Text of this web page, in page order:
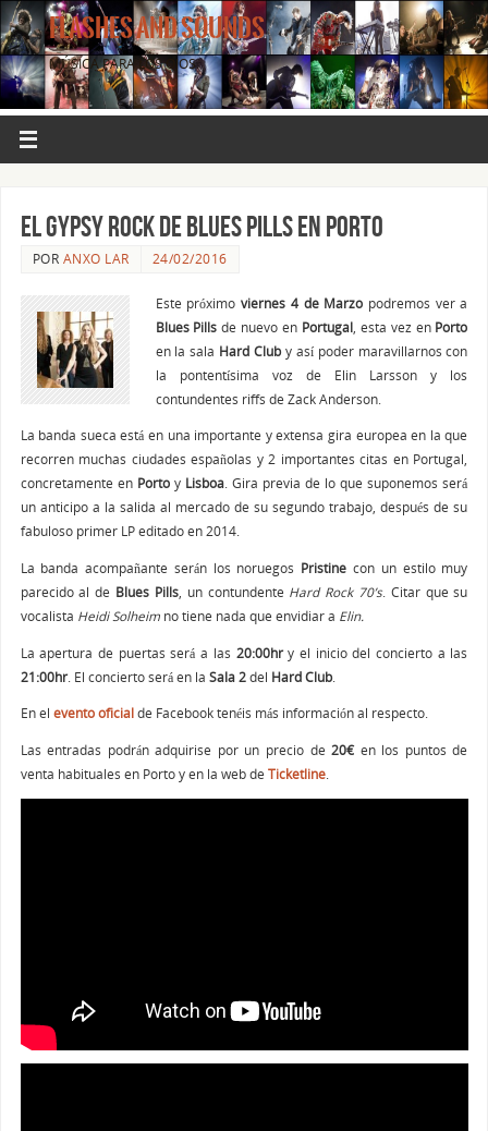
FLASHES AND SOUNDS
MÚSICA PARA LOS OJOS.
El Gypsy Rock de Blues Pills en Porto
POR ANXO LAR 24/02/2016
Este próximoviernes 4 de Marzo podremos ver a
Blues Pills de nuevo en Portugal, esta vez en Porto
en la sala Hard Cluby así poder maravillarnos con
la pontentísima voz de Elin Larsson y los
contundentes riffs de Zack Anderson.
La banda sueca está en una importante y extensa gira europea en la que
recorren muchas ciudades españolas y 2 importantes citas en Portugal,
concretamente en Portoy Lisboa. Gira previa de lo que suponemos será
un anticipo a la salida al mercado de su segundo trabajo, después de su
fabuloso primer LP editado en 2014.
La banda acompañante serán los noruegos Pristinecon un estilo muy
parecido al de Blues Pills, un contundente Hard Rock 70’s. Citar que su
vocalista Heidi Solheimno tiene nada que envidiar a Elin.
La apertura de puertas será a las 20:00hry el inicio del concierto a las
21:00hr. El concierto será en la Sala 2del Hard Club.
En el evento oficialde Facebook tenéis más información al respecto.
Las entradas podrán adquirise por un precio de20€en los puntos de
venta habituales en Porto y en la web de Ticketline.